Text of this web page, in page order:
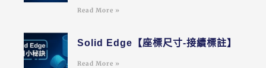
Read More »
Solid Edge【座標尺寸-接續標註】
Read More »